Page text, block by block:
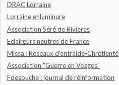
DRAC Lorraine
Lorraine enluminure
Association Séré de Rivières
Eclaireurs neutres de France
Missa : Réseaux d'entraide-Chrétienté
Association "Guerre en Vosges"
Fdesouche : journal de réinformation